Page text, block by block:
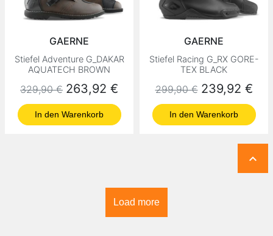
GAERNE
Stiefel Adventure G_DAKAR
AQUATECH BROWN
Normaler Preis
329,90 € Preis
263,92 €
In den Warenkorb
GAERNE
Stiefel Racing G_RX GORE-
TEX BLACK
Normaler Preis
299,90 € Preis
239,92 €
In den Warenkorb

Load more